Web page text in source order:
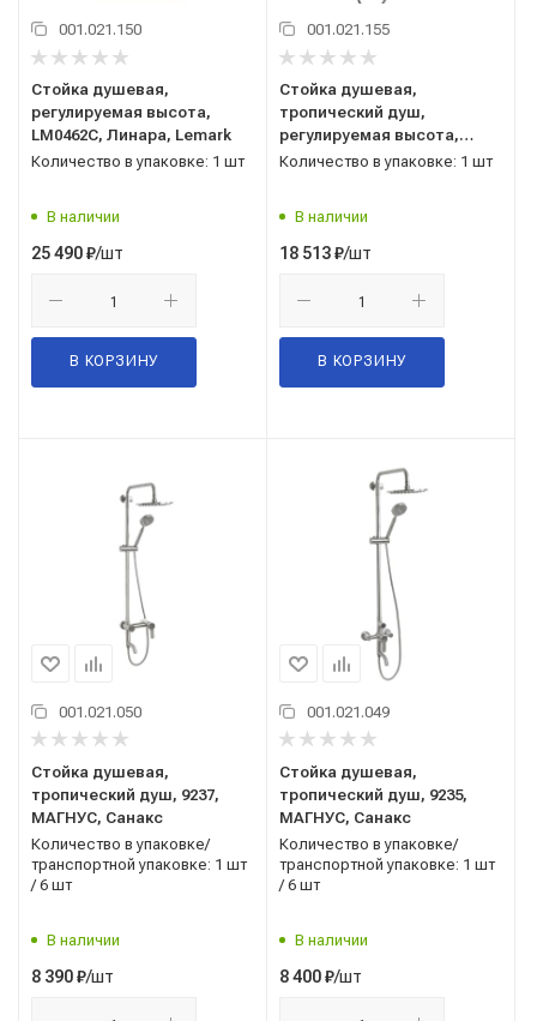
001.021.150
Стойка душевая,
регулируемая высота,
LM0462C, Линара, Lemark
Количество в упаковке: 1 шт
В наличии
25 490₽/шт
В КОРЗИНУ
001.021.155
Стойка душевая,
тропический душ,
регулируемая высота,
RS27-45, Rossinka
Количество в упаковке: 1 шт
В наличии
18 513₽/шт
В КОРЗИНУ
001.021.050
Стойка душевая,
тропический душ, 9237,
МАГНУС, Санакс
Количество в упаковке/
транспортной упаковке: 1 шт
/ 6 шт
В наличии
8 390₽/шт
001.021.049
Стойка душевая,
тропический душ, 9235,
МАГНУС, Санакс
Количество в упаковке/
транспортной упаковке: 1 шт
/ 6 шт
В наличии
8 400₽/шт